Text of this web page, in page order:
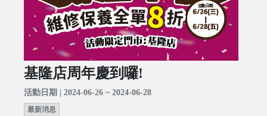
基隆店周年慶到囉!
活動日期 | 2024-06-26 ~ 2024-06-28
最新消息